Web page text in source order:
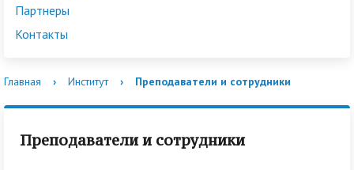
Партнеры
Контакты
Главная › Институт › Преподаватели и сотрудники
Преподаватели и сотрудники